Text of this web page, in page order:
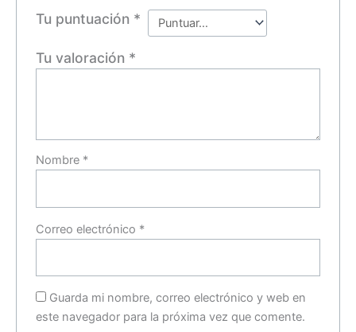
Tu puntuación *
Tu valoración *
Nombre *
Correo electrónico *
Guarda mi nombre, correo electrónico y web en
este navegador para la próxima vez que comente.